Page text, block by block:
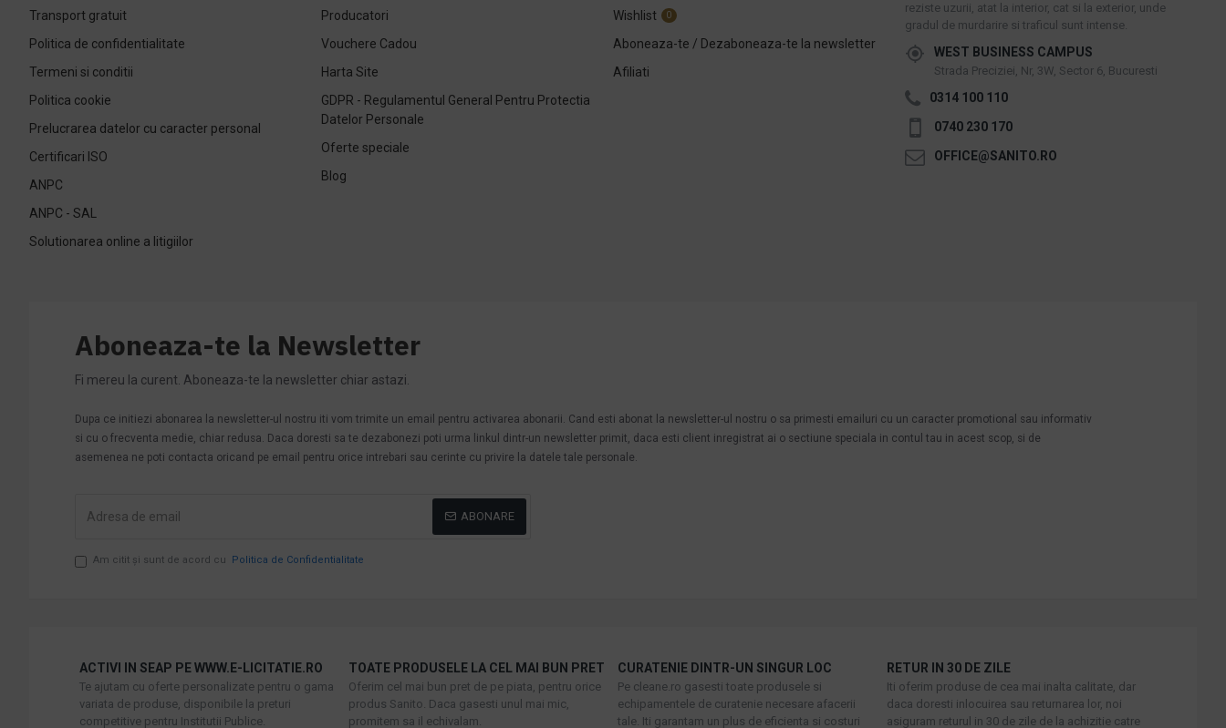
Transport gratuit
Politica de confidentialitate
Termeni si conditii
Politica cookie
Prelucrarea datelor cu caracter personal
Certificari ISO
ANPC
ANPC - SAL
Solutionarea online a litigiilor
Producatori
Vouchere Cadou
Harta Site
GDPR - Regulamentul General Pentru Protectia
Datelor Personale
Oferte speciale
Blog
Wishlist
0
Aboneaza-te / Dezaboneaza-te la newsletter
Afiliati
reziste uzurii, atat la interior, cat si la exterior, unde
gradul de murdarire si traficul sunt intense.
WEST BUSINESS CAMPUS
Strada Preciziei, Nr, 3W, Sector 6, Bucuresti
0314 100 110
0740 230 170
OFFICE@SANITO.RO
Aboneaza-te la Newsletter
Fi mereu la curent. Aboneaza-te la newsletter chiar astazi.
Dupa ce initiezi abonarea la newsletter-ul nostru iti vom trimite un email pentru activarea abonarii. Cand esti abonat la newsletter-ul nostru o sa primesti emailuri cu un caracter promotional sau informativ
si cu o frecventa medie, chiar redusa. Daca doresti sa te dezabonezi poti urma linkul dintr-un newsletter primit, daca esti client inregistrat ai o sectiune speciala in contul tau in acest scop, si de
asemenea ne poti contacta oricand pe email pentru orice intrebari sau cerinte cu privire la datele tale personale.
ABONARE
Am citit şi sunt de acord cu Politica de Confidentialitate
ACTIVI IN SEAP PE WWW.E-LICITATIE.RO
Te ajutam cu oferte personalizate pentru o gama
variata de produse, disponibile la preturi
competitive pentru Institutii Publice.
TOATE PRODUSELE LA CEL MAI BUN PRET
Oferim cel mai bun pret de pe piata, pentru orice
produs Sanito. Daca gasesti unul mai mic,
promitem sa il echivalam.
CURATENIE DINTR-UN SINGUR LOC
Pe cleane.ro gasesti toate produsele si
echipamentele de curatenie necesare afacerii
tale. Iti garantam un plus de eficienta si costuri
RETUR IN 30 DE ZILE
Iti oferim produse de cea mai inalta calitate, dar
daca doresti inlocuirea sau returnarea lor, noi
asiguram returul in 30 de zile de la achizitie catre